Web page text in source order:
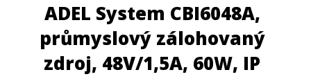
ADEL System CBI6048A,
průmyslový zálohovaný
zdroj, 48V/1,5A, 60W, IP